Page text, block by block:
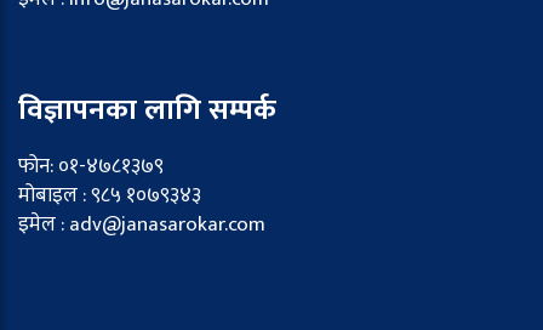
विज्ञापनका लागि सम्पर्क
फोन: ०१-४७८१३७९
मोबाइल : ९८५ १०७९३४३
इमेल : adv@janasarokar.com